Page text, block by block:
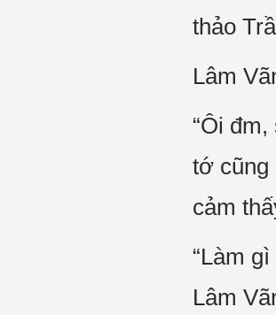
thảo
Lâm
“Ôi
tớ cũng
cảm
“Làm
Lâm